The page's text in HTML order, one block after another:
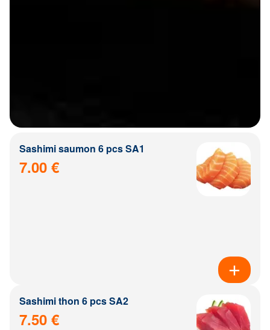
Sashimi saumon 6 pcs SA1
7.00 €
Sashimi thon 6 pcs SA2
7.50 €